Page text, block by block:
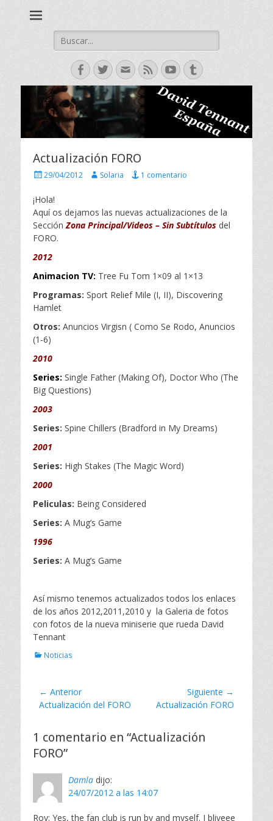
Spanish Fan Club
Buscar:
Facebook
TwitterCorreo
electrónico
Feed YouTubeTumblr
Actualización FORO
P
b
l
i
c
a
o
e
29/04/2012
A
r
Solaria 1 comentario
¡Hola!
Aquí os dejamos las nuevas actualizaciones de la
SecciónZona Principal/Videos – Sin Subtítulos del
FORO.
2012
Animacion TV: Tree Fu Tom 1×09 al 1×13
Programas: Sport Relief Mile (I, II), Discovering
Hamlet
Otros: Anuncios Virgisn ( Como Se Rodo, Anuncios
(1-6)
2010
Series: Single Father (Making Of), Doctor Who (The
Big Questions)
2003
Series: Spine Chillers (Bradford in My Dreams)
2001
Series: High Stakes (The Magic Word)
2000
Peliculas: Being Considered
Series: A Mug’s Game
1996
Series: A Mug’s Game
Así mismo tenemos actualizados todos los enlaces
de los años 2012,2011,2010 y la Galeria de fotos
con fotos de la nueva miniserie que rueda David
Tennant
C
a
s
Noticias
Navegación
de
← Anterior
Entrada
Actualización del FORO
Siguiente →
EntradaActualización FORO
1 comentario en “Actualización
FORO”
Damla dijo:
24/07/2012 a las 14:07
Roy: Yes, the fan club is run by and myself. I bliveee